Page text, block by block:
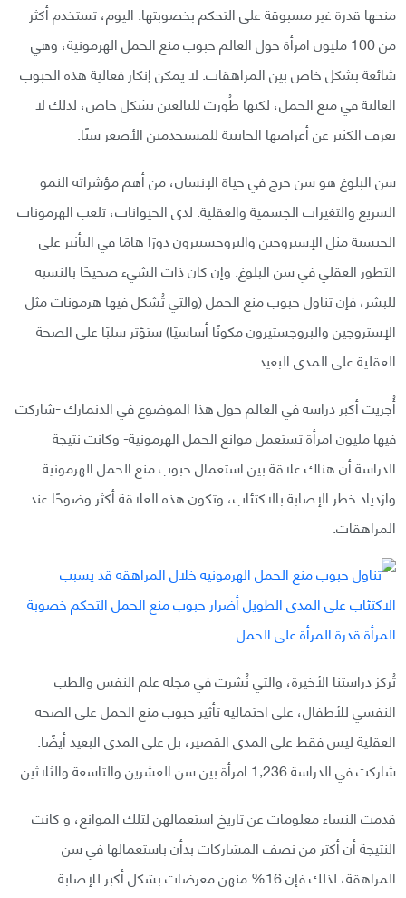
منحها قدرة غير مسبوقة على التحكم بخصوبتها. اليوم، تستخدم أكثر
من 100 مليون امرأة حول العالم حبوب منع الحمل الهرمونية، وهي
شائعة بشكل خاص بين المراهقات. لا يمكن إنكار فعالية هذه الحبوب
العالية في منع الحمل، لكنها طُورت للبالغين بشكل خاص، لذلك لا
نعرف الكثير عن أعراضها الجانبية للمستخدمين الأصغر سنًا.
سن البلوغ هو سن حرج في حياة الإنسان، من أهم مؤشراته النمو
السريع والتغيرات الجسمية والعقلية. لدى الحيوانات، تلعب الهرمونات
الجنسية مثل الإستروجين والبروجستيرون دورًا هامًا في التأثير على
التطور العقلي في سن البلوغ. وإن كان ذات الشيء صحيحًا بالنسبة
للبشر، فإن تناول حبوب منع الحمل (والتي تُشكل فيها هرمونات مثل
الإستروجين والبروجستيرون مكونًا أساسيًا) ستؤثر سلبًا على الصحة
العقلية على المدى البعيد.
أُجريت أكبر دراسة في العالم حول هذا الموضوع في الدنمارك -شاركت
فيها مليون امرأة تستعمل موانع الحمل الهرمونية- وكانت نتيجة
الدراسة أن هناك علاقة بين استعمال حبوب منع الحمل الهرمونية
وازدياد خطر الإصابة بالاكتئاب، وتكون هذه العلاقة أكثر وضوحًا عند
المراهقات.
تُركز دراستنا الأخيرة، والتي نُشرت في مجلة علم النفس والطب
النفسي للأطفال، على احتمالية تأثير حبوب منع الحمل على الصحة
العقلية ليس فقط على المدى القصير، بل على المدى البعيد أيضًا.
شاركت في الدراسة 1,236 امرأة بين سن العشرين والتاسعة والثلاثين.
قدمت النساء معلومات عن تاريخ استعمالهن لتلك الموانع، و كانت
النتيجة أن أكثر من نصف المشاركات بدأن باستعمالها في سن
المراهقة، لذلك فإن 16% منهن معرضات بشكل أكبر للإصابة